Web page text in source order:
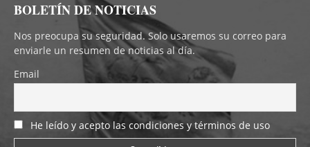
BOLETÍN DE NOTICIAS
Nos preocupa su seguridad. Solo usaremos su correo para
enviarle un resumen de noticias al día.
Email
He leído y acepto las condiciones y términos de uso